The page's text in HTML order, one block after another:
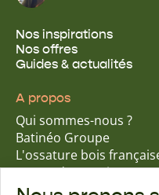
Nos inspirations
Nos offres
Guides & actualités
A propos
Qui sommes-nous ?
Batinéo Groupe
L'ossature bois
15 ans d'expertise
Nos engagements